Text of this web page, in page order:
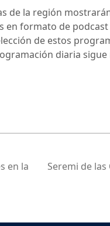
de la región
en formato de podcast
de estos
diaria
en la
Seremi de